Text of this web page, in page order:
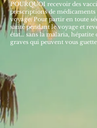
POURQUOI recevoir des
prescriptions de médicaments
voyage: Pour partir en toute
santé pendant le voyage et
état… sans la malaria, hépatite
graves qui peuvent vous